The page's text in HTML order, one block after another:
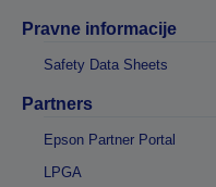
Pravne informacije
Safety Data Sheets
Partners
Epson Partner Portal
LPGA